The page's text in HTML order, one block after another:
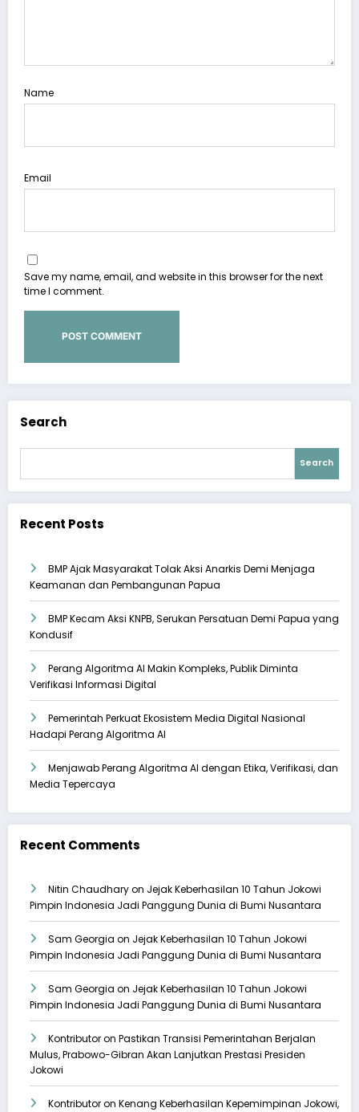
Name
Email
Save my name, email, and website in this browser for the next
time I comment.
Search
Search
Recent Posts
BMP Ajak Masyarakat Tolak Aksi Anarkis Demi Menjaga
Keamanan dan Pembangunan Papua
BMP Kecam Aksi KNPB, Serukan Persatuan Demi Papua yang
Kondusif
Perang Algoritma AI Makin Kompleks, Publik Diminta
Verifikasi Informasi Digital
Pemerintah Perkuat Ekosistem Media Digital Nasional
Hadapi Perang Algoritma AI
Menjawab Perang Algoritma AI dengan Etika, Verifikasi, dan
Media Tepercaya
Recent Comments
Nitin Chaudharyon Jejak Keberhasilan 10 Tahun Jokowi
Pimpin Indonesia Jadi Panggung Dunia di Bumi Nusantara
Sam Georgia on Jejak Keberhasilan 10 Tahun Jokowi
Pimpin Indonesia Jadi Panggung Dunia di Bumi Nusantara
Sam Georgia on Jejak Keberhasilan 10 Tahun Jokowi
Pimpin Indonesia Jadi Panggung Dunia di Bumi Nusantara
Kontributoron Pastikan Transisi Pemerintahan Berjalan
Mulus, Prabowo-Gibran Akan Lanjutkan Prestasi Presiden
Jokowi
Kontributoron Kenang Keberhasilan Kepemimpinan Jokowi,